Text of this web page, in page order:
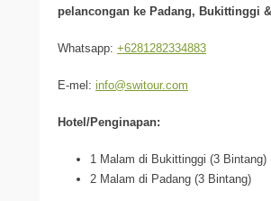
pelancongan ke Padang, Bukittinggi
Whatsapp: +6281282334883
E-mel: info@switour.com
Hotel/Penginapan:
1 Malam di Bukittinggi (3 Bintang)
2 Malam di Padang (3 Bintang)